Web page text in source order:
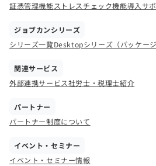
証憑管理機能ストレスチェック機能導入サ
ジョブカンシリーズ
シリーズ一覧Desktopシリーズ（パッケージ
関連サービス
外部連携サービス社労士・税理士紹介
パートナー
パートナー制度について
イベント・セミナー
イベント・セミナー情報